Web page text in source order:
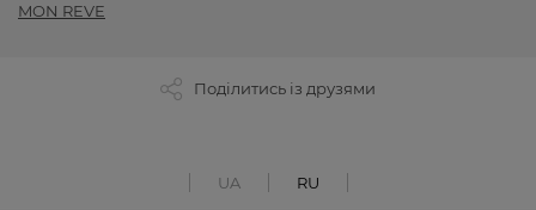
MON REVE
Поділитись із друзями
UA RU